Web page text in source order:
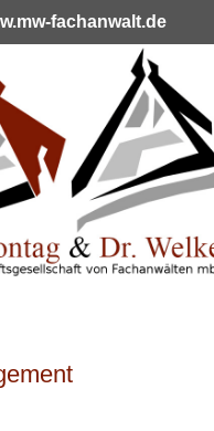
fachanwalt.de